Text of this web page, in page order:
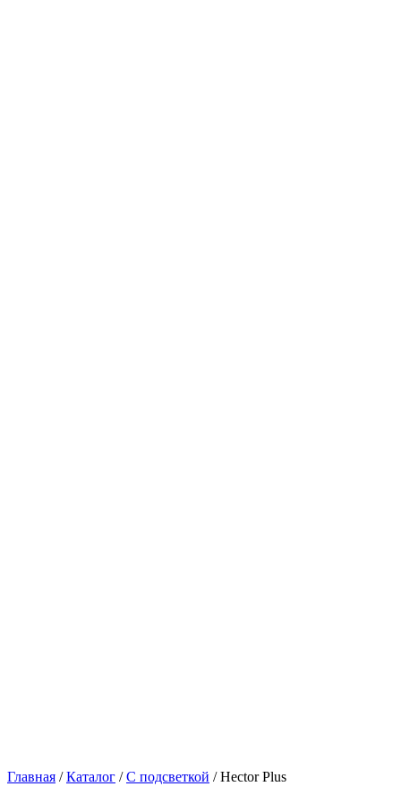
Главная /Каталог /С подсветкой /Hector Plus